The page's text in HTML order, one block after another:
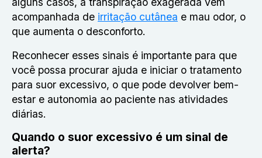
acompanhada de irritação cutânea e mau odor, o
que aumenta o desconforto.
Reconhecer esses sinais é importante para que
você possa procurar ajuda e iniciar o tratamento
para suor excessivo, o que pode devolver bem-
estar e autonomia ao paciente nas atividades
diárias.
Quando o suor excessivo é um sinal de
alerta?